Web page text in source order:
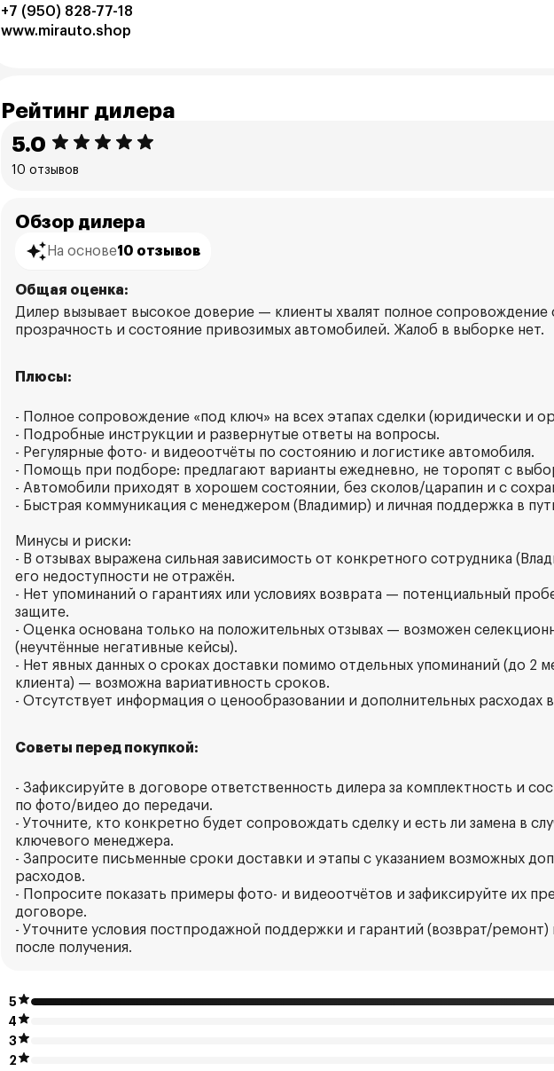
+7 (950) 828-77-18
www.mirauto.shop
Рейтинг дилера
5.0
10 отзывов
Обзор дилера
На основе10 отзывов
Общая оценка:
Дилер вызывает высокое доверие — клиенты хвалят полное сопровождение
прозрачность и состояние привозимых автомобилей. Жалоб в выборке нет.
Плюсы:
- Полное сопровождение «под ключ» на всех этапах сделки (юридически и
- Подробные инструкции и развернутые ответы на вопросы.
- Регулярные фото- и видеоотчёты по состоянию и логистике автомобиля.
- Помощь при подборе: предлагают варианты ежедневно, не торопят с
- Автомобили приходят в хорошем состоянии, без сколов/царапин и с
- Быстрая коммуникация с менеджером (Владимир) и личная поддержка в
Минусы и риски:
- В отзывах выражена сильная зависимость от конкретного сотрудника
его недоступности не отражён.
- Нет упоминаний о гарантиях или условиях возврата — потенциальный
защите.
- Оценка основана только на положительных отзывах — возможен
(неучтённые негативные кейсы).
- Нет явных данных о сроках доставки помимо отдельных упоминаний (до 2
клиента) — возможна вариативность сроков.
- Отсутствует информация о ценообразовании и дополнительных расходах
Советы перед покупкой:
- Зафиксируйте в договоре ответственность дилера за комплектность и
по фото/видео до передачи.
- Уточните, кто конкретно будет сопровождать сделку и есть ли замена в
ключевого менеджера.
- Запросите письменные сроки доставки и этапы с указанием возможных
расходов.
- Попросите показать примеры фото- и видеоотчётов и зафиксируйте их
договоре.
- Уточните условия постпродажной поддержки и гарантий (возврат/ремонт)
после получения.
5
4
3
2